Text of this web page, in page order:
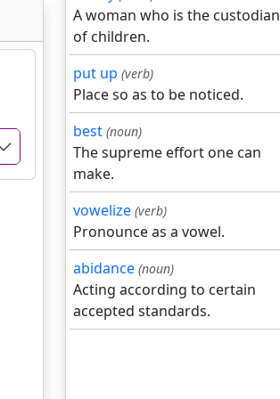
A woman who is the custodian
of children.
put up (verb)
Place so as to be noticed.
best (noun)
The supreme effort one can
make.
vowelize (verb)
Pronounce as a vowel.
abidance (noun)
Acting according to certain
accepted standards.